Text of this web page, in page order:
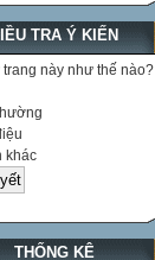
TRA Ý KIẾN
trang này như thế nào?
khác
THỐNG KÊ